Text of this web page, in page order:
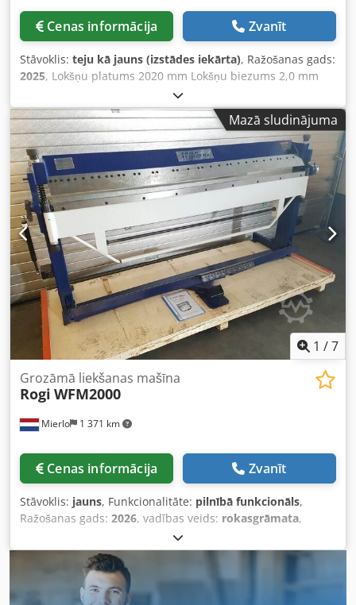
Cenas informācija Zvanīt
Stāvoklis: teju kā jauns (izstādes iekārta), Ražošanas gads:
2025, Lokšņu platums 2020 mm Lokšņu biezums 2,0 mm
Statņu platums 2100 mm Leņķis regulējams no - līdz 130
grādiem Kopējais jaudas patēriņš manuāls Mašīnas svars
apm. 1850 kg Izmēri GxPxA 3100 x 725 x 1350 mm Izstādes
mašīna – kā JAUNA Nav bijusi ekspluatācijā (!!) Īpaša cena
pēc pieprasījuma Aprīkojums: - smaga/manuāla
šarnīrveida liekšanas mašīna ar pretsvaru - ilgs kalpošanas
laiks, pateicoties robustai tērauda metinātas konstrukcijas
izpildei - universāli pielietojama gan skārdnieka darbos,
gan amatniecības uzņēmumos - ātra un vienkārša locīšana
ar stieņa roktura palīdzību Cedexab S Sspfx Acisha - visas
gultņi un vadotnes izgatavotas izturīgā konstrukcijā - viegla
augšējās sijas regulēšana efektīvam darbam - manuāla
apakšējās sijas regulēšana - manuāli regulējams leņķa
ierobežotājs ar analogo leņķa displeju
Mazā sludinājuma
1 /7
Mierlo 1 371 km
Grozāmā liekšanas mašīna
Rogi WFM2000
Cenas informācija Zvanīt
Stāvoklis: jauns, Funkcionalitāte: pilnībā funkcionāls,
Ražošanas gads: 2026, vadības veids: rokasgrāmata,
, Liekšanas leņķis (maks.):
maks. tērauda loksnes biezums:1 mm, aizmugurējā
ierobežotāja regulēšana:
rokasgrāmata
, kopējais garums: 2 400 mm , kopējais platums:
mm , kopējais augstums: